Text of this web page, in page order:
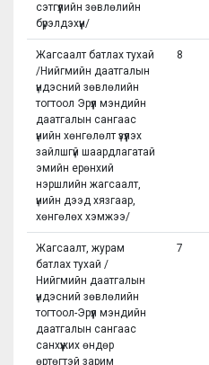
сэтгүүлийн зөвлөлийн
бүрэлдэхүүн/
Жагсаалт батлах тухай
/Нийгмийн даатгалын
үндэсний зөвлөлийн
тогтоол Эрүүл мэндийн
даатгалын сангаас
үнийн хөнгөлөлт үзүүлэх
зайлшгүй шаардлагатай
эмийн ерөнхий
нэршлийн жагсаалт,
үнийн дээд хязгаар,
хөнгөлөх хэмжээ/
8
Жагсаалт, журам
батлах тухай /
Нийгмийн даатгалын
үндэсний зөвлөлийн
тогтоол-Эрүүл мэндийн
даатгалын сангаас
санхүүжих өндөр
өртөгтэй зарим
7